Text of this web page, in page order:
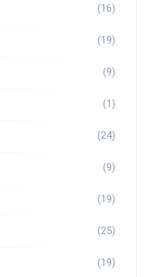
(16)
(19)
(9)
(1)
(24)
(9)
(19)
(25)
(19)